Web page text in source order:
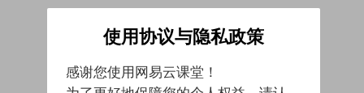
使用协议与隐私政策
感谢您使用网易云课堂！